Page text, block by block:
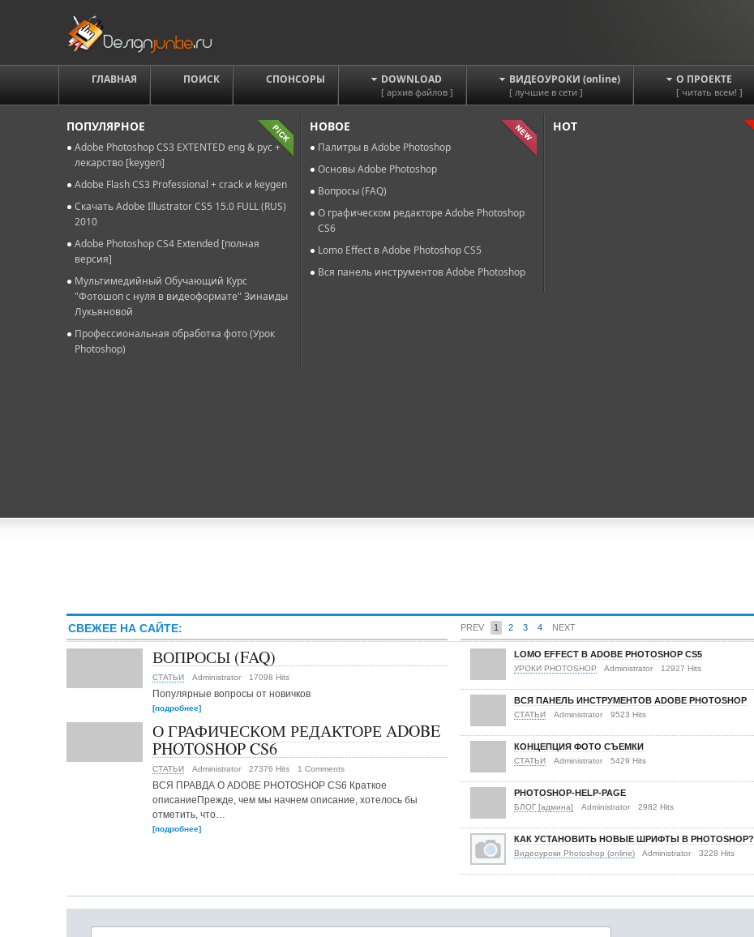
ГЛАВНАЯ ПОИСК СПОНСОРЫ DOWNLOAD
[ архив файлов ]
ВИДЕОУРОКИ (online)
[ лучшие в сети ]
О ПРОЕКТЕ
[ читать всем! ]
ПОПУЛЯРНОЕ
Adobe Photoshop CS3 EXTENTED eng & рус +
лекарство [keygen]
Adobe Flash CS3 Professional + crack и keygen
Скачать Adobe Illustrator CS5 15.0 FULL (RUS)
2010
Adobe Photoshop CS4 Extended [полная
версия]
Мультимедийный Обучающий Курс
"Фотошоп с нуля в видеоформате" Зинаиды
Лукьяновой
Профессиональная обработка фото (Урок
Photoshop)
НОВОЕ
Палитры в Adobe Photoshop
Основы Adobe Photoshop
Вопросы (FAQ)
О графическом редакторе Adobe Photoshop
CS6
Lomo Effect в Adobe Photoshop CS5
Вся панель инструментов Adobe Photoshop
HOT
СВЕЖЕЕ НА САЙТЕ:
ВОПРОСЫ (FAQ)
СТАТЬИ Administrator 17098 Hits
Популярные вопросы от новичков
[подробнее]
О ГРАФИЧЕСКОМ РЕДАКТОРЕ ADOBE
PHOTOSHOP CS6
СТАТЬИ Administrator 27376 Hits 1 Comments
ВСЯ ПРАВДА О ADOBE PHOTOSHOP CS6 Краткое
описаниеПрежде, чем мы начнем описание, хотелось бы
отметить, что…
[подробнее]
LOMO EFFECT В ADOBE PHOTOSHOP CS5
УРОКИ PHOTOSHOP Administrator 12927 Hits
ВСЯ ПАНЕЛЬ ИНСТРУМЕНТОВ ADOBE PHOTOSHOP
СТАТЬИ Administrator 9523 Hits
КОНЦЕПЦИЯ ФОТО СЪЕМКИ
СТАТЬИ Administrator 5429 Hits
PHOTOSHOP-HELP-PAGE
БЛОГ [админа] Administrator 2982 Hits
КАК УСТАНОВИТЬ НОВЫЕ ШРИФТЫ В PHOTOSHOP?
Видеоуроки Photoshop (online) Administrator 3228 Hits
PREV 1 2 3 4 NEXT